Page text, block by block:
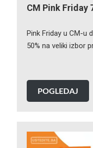
CM Pink Friday
Pink Friday u CM-u
50% na veliki izbor
POGLEDAJ